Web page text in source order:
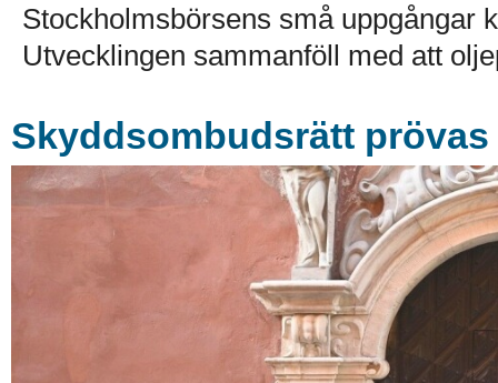
Stockholmsbörsens små uppgångar
Utvecklingen sammanföll med att
Skyddsombudsrätt